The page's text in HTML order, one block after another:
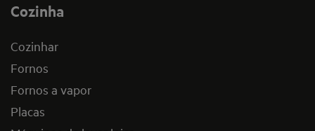
Cozinha
Cozinhar
Fornos
Fornos a vapor
Placas